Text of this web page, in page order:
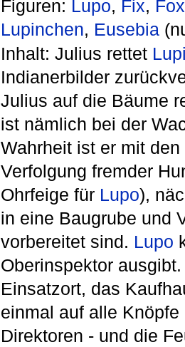
Figuren: Lupo, Fix,
Lupinchen, Eusebia
Inhalt: Julius rettet
Indianerbilder
Julius auf die Bäume
ist nämlich bei der
Wahrheit ist er mit
Verfolgung fremder
Ohrfeige für Lupo),
in eine Baugrube und
vorbereitet sind. Lupo
Oberinspektor
Einsatzort, das
einmal auf alle
Direktoren - und die